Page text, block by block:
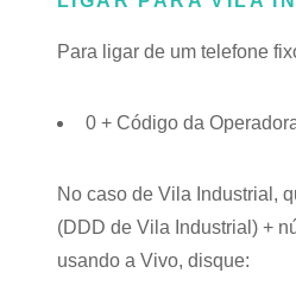
Para ligar de um telefone
0 + Código da
No caso de Vila Industrial,
(DDD de Vila Industrial) +
usando a Vivo, disque: